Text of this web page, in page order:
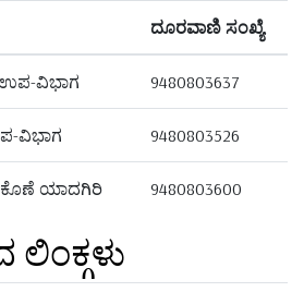
ದೂರವಾಣಿ ಸಂಖ್ಯೆ
ವಿಭಾಗ 9480803637
ವಿಭಾಗ 9480803526
ಕೊಣೆ ಯಾದಗಿರಿ 9480803600